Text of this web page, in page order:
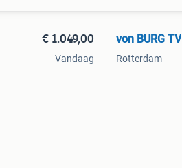
€ 1.049,00
Vandaag
von BURG TV
Rotterdam